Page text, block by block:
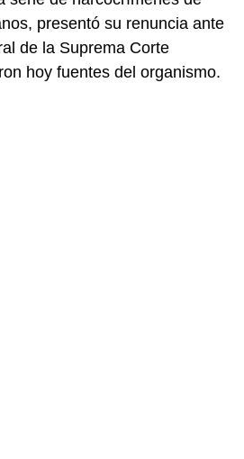
presentó su renuncia ante
de la Suprema Corte
hoy fuentes del organismo.